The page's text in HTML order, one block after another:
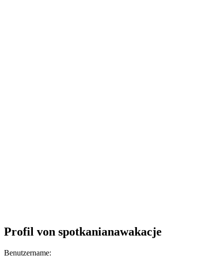
Profil von spotkanianawakacje
Benutzername: